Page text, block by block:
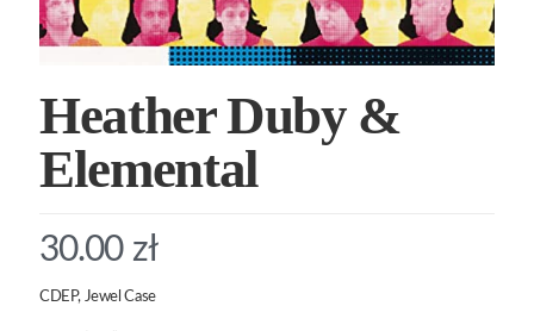
Heather Duby &
Elemental
30.00 zł
CDEP, Jewel Case